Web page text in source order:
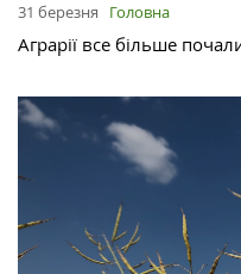
31 березня Головна
Аграрії все більше